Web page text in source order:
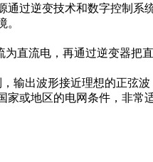
通过逆变技术和数字控制系
直流电，再通过逆变器把
输出波形接近理想的正弦波
家或地区的电网条件，非常